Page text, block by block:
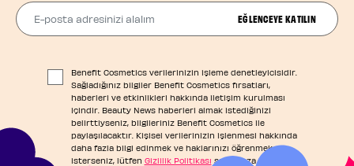
E-posta adresinizi alalım
EĞLENCEYE KATILIN
Benefit Cosmetics verilerinizin işleme denetleyicisidir.
Sağladığınız bilgiler Benefit Cosmetics fırsatları,
haberleri ve etkinlikleri hakkında iletişim kurulması
içindir. Beauty News haberleri almak istediğinizi
belirttiyseniz, bilgileriniz Benefit Cosmetics ile
paylaşılacaktır. Kişisel verilerinizin işlenmesi hakkında
daha fazla bilgi edinmek ve haklarınızı öğrenmek
isterseniz, lütfen Gizlilik Politikası sayfamıza başvurun.